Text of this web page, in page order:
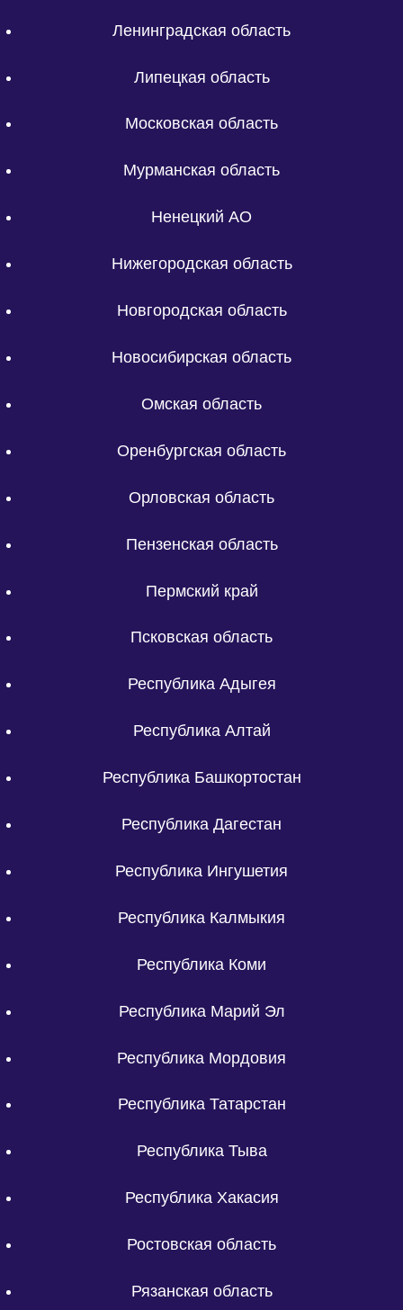
Ленинградская область
Липецкая область
Московская область
Мурманская область
Ненецкий АО
Нижегородская область
Новгородская область
Новосибирская область
Омская область
Оренбургская область
Орловская область
Пензенская область
Пермский край
Псковская область
Республика Адыгея
Республика Алтай
Республика Башкортостан
Республика Дагестан
Республика Ингушетия
Республика Калмыкия
Республика Коми
Республика Марий Эл
Республика Мордовия
Республика Татарстан
Республика Тыва
Республика Хакасия
Ростовская область
Рязанская область